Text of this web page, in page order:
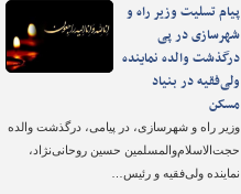
پیام تسلیت وزیر راه و
شهرسازی در پی
درگذشت والده نماینده
ولی‌فقیه در بنیاد
مسکن
وزیر راه و شهرسازی، در پیامی، درگذشت والده
حجت‌الاسلام‌والمسلمین حسین روحانی‌نژاد،
نماینده ولی‌فقیه و رئیس…